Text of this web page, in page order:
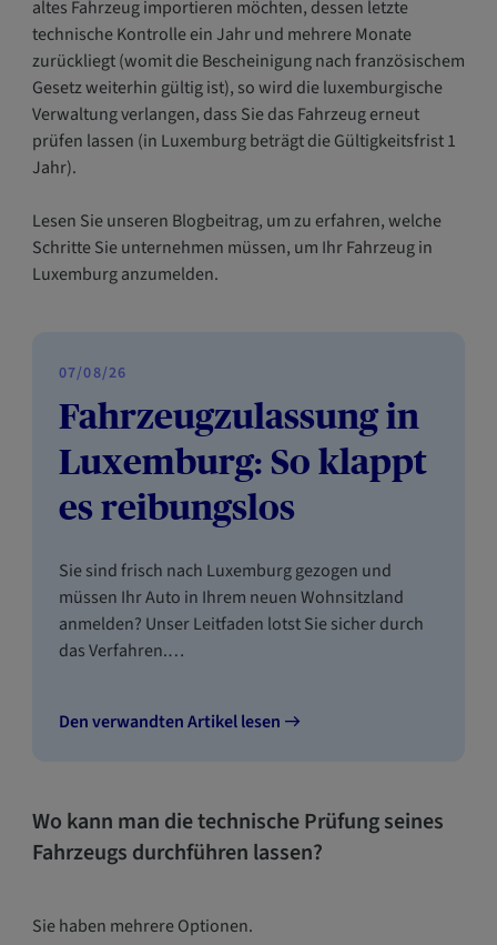
altes Fahrzeug importieren möchten, dessen letzte
technische Kontrolle ein Jahr und mehrere Monate
zurückliegt (womit die Bescheinigung nach französischem
Gesetz weiterhin gültig ist), so wird die luxemburgische
Verwaltung verlangen, dass Sie das Fahrzeug erneut
prüfen lassen (in Luxemburg beträgt die Gültigkeitsfrist 1
Jahr).
Lesen Sie unseren Blogbeitrag, um zu erfahren, welche
Schritte Sie unternehmen müssen, um Ihr Fahrzeug in
Luxemburg anzumelden.
07/08/26
Fahrzeugzulassung in
Luxemburg: So klappt
es reibungslos
Sie sind frisch nach Luxemburg gezogen und
müssen Ihr Auto in Ihrem neuen Wohnsitzland
anmelden? Unser Leitfaden lotst Sie sicher durch
das Verfahren.…
Den verwandten Artikel lesen
Wo kann man die technische Prüfung seines
Fahrzeugs durchführen lassen?
Sie haben mehrere Optionen.